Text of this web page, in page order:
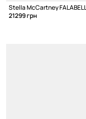
21299 грн